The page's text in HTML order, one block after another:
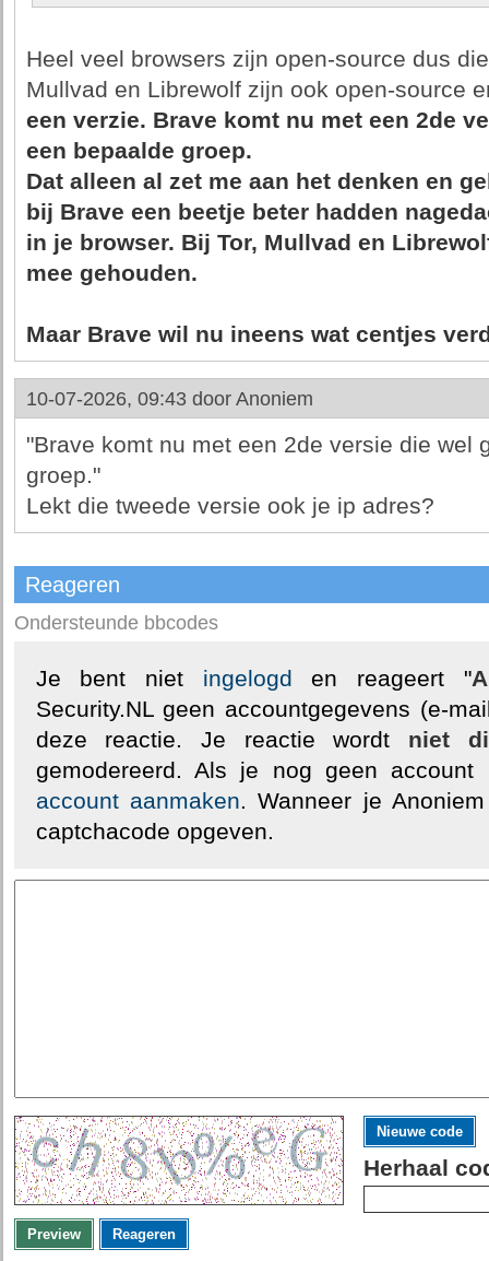
Heel veel browsers zijn open-source dus
Mullvad en Librewolf zijn ook open-source
een verzie. Brave komt nu met een 2de
een bepaalde groep.
Dat alleen al zet me aan het denken en
bij Brave een beetje beter hadden
in je browser. Bij Tor, Mullvad en
mee gehouden.
Maar Brave wil nu ineens wat centjes
10-07-2026, 09:43 door Anoniem
"Brave komt nu met een 2de versie die wel
groep."
Lekt die tweede versie ook je ip adres?
Reageren
Ondersteunde bbcodes
Je bent niet ingelogd en reageert "
Security.NL geen accountgegevens (e-
deze reactie. Je reactie wordt niet
gemodereerd. Als je nog geen
account aanmaken. Wanneer je
captchacode opgeven.
Nieuwe code
Herhaal
Preview Reageren